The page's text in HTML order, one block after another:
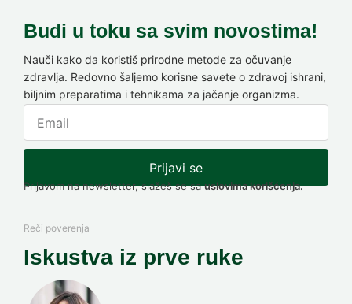
Budi u toku sa svim novostima!
Nauči kako da koristiš prirodne metode za očuvanje
zdravlja. Redovno šaljemo korisne savete o zdravoj ishrani,
biljnim preparatima i tehnikama za jačanje organizma.
Prijavi se
Prijavom na newsletter, slažeš se sauslovima korišćenja.
Reči poverenja
Iskustva iz prve ruke